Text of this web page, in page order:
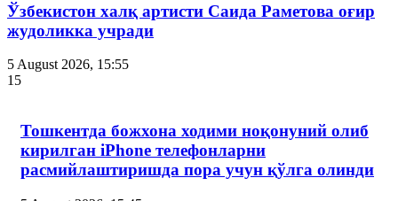
Ўзбекистон халқ артисти Саида Раметова оғир
жудоликка учради
5 August 2026, 15:55
15
Тошкентда божхона ходими ноқонуний олиб
кирилган iPhone телефонларни
расмийлаштиришда пора учун қўлга олинди